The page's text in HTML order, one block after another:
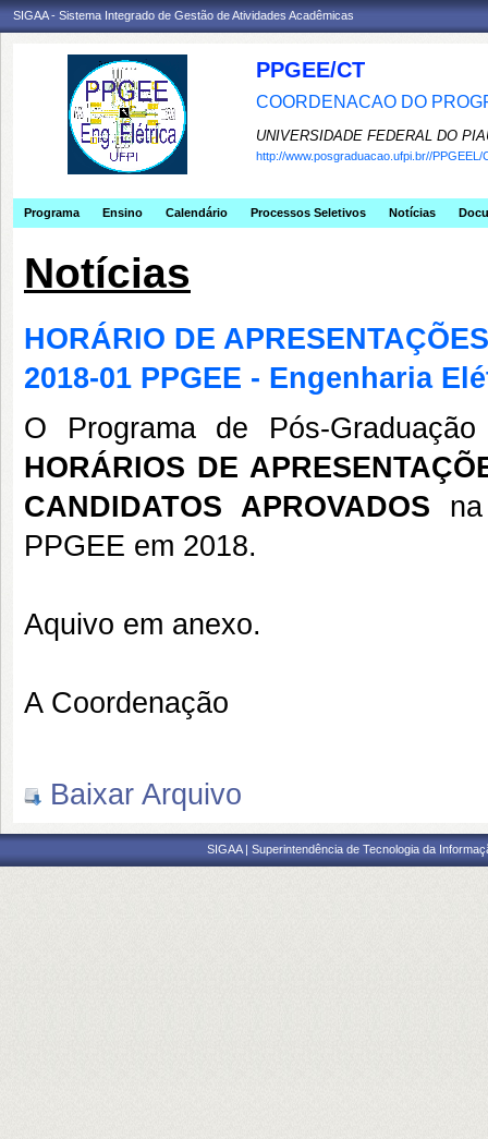
SIGAA - Sistema Integrado de Gestão de Atividades Acadêmicas
PPGEE/CT
COORDENACAO DO
UNIVERSIDADE FEDERAL DO
http://www.posgraduacao.ufpi.br//PPGEEL/
Programa Ensino Calendário Processos Seletivos Notícias
Notícias
HORÁRIO DE
2018-01 PPGEE - Engenharia
O Programa de Pós-
HORÁRIOS DE
CANDIDATOS APROVADOS
PPGEE em 2018.
Aquivo em anexo.
A Coordenação
Baixar Arquivo
SIGAA | Superintendência de Tecnologia da